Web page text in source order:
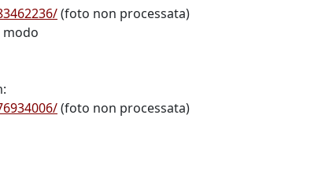
(foto non processata)
modo
(foto non processata)